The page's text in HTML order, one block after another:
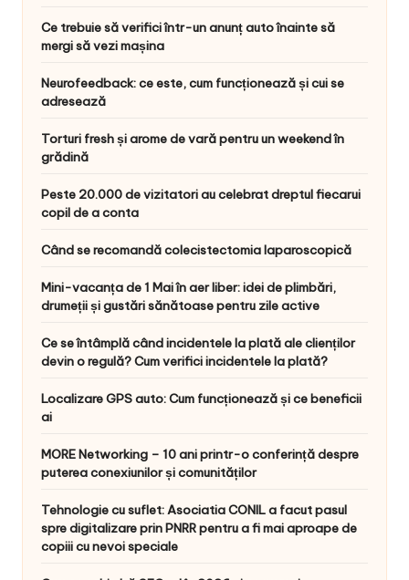
Ce trebuie să verifici într-un anunț auto înainte să
mergi să vezi mașina
Neurofeedback: ce este, cum funcționează și cui se
adresează
Torturi fresh și arome de vară pentru un weekend în
grădină
Peste 20.000 de vizitatori au celebrat dreptul fiecarui
copil de a conta
Când se recomandă colecistectomia laparoscopică
Mini-vacanța de 1 Mai în aer liber: idei de plimbări,
drumeții și gustări sănătoase pentru zile active
Ce se întâmplă când incidentele la plată ale clienților
devin o regulă? Cum verifici incidentele la plată?
Localizare GPS auto: Cum funcționează și ce beneficii
ai
MORE Networking – 10 ani printr-o conferință despre
puterea conexiunilor și comunităților
Tehnologie cu suflet: Asociatia CONIL a facut pasul
spre digitalizare prin PNRR pentru a fi mai aproape de
copiii cu nevoi speciale